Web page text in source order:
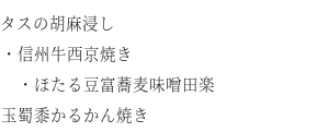
スの胡麻浸し
信州牛西京焼き
ほたる豆富蕎麦味噌田楽
蜀黍かるかん焼き